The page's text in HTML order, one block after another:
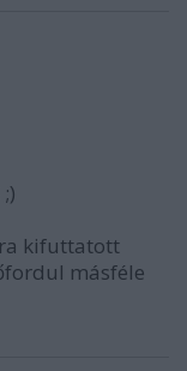
kifuttatott
másféle